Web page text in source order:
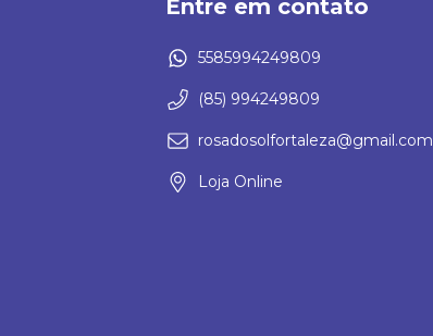
Entre em contato
5585994249809
(85) 994249809
rosadosolfortaleza@gmail.com
Loja Online